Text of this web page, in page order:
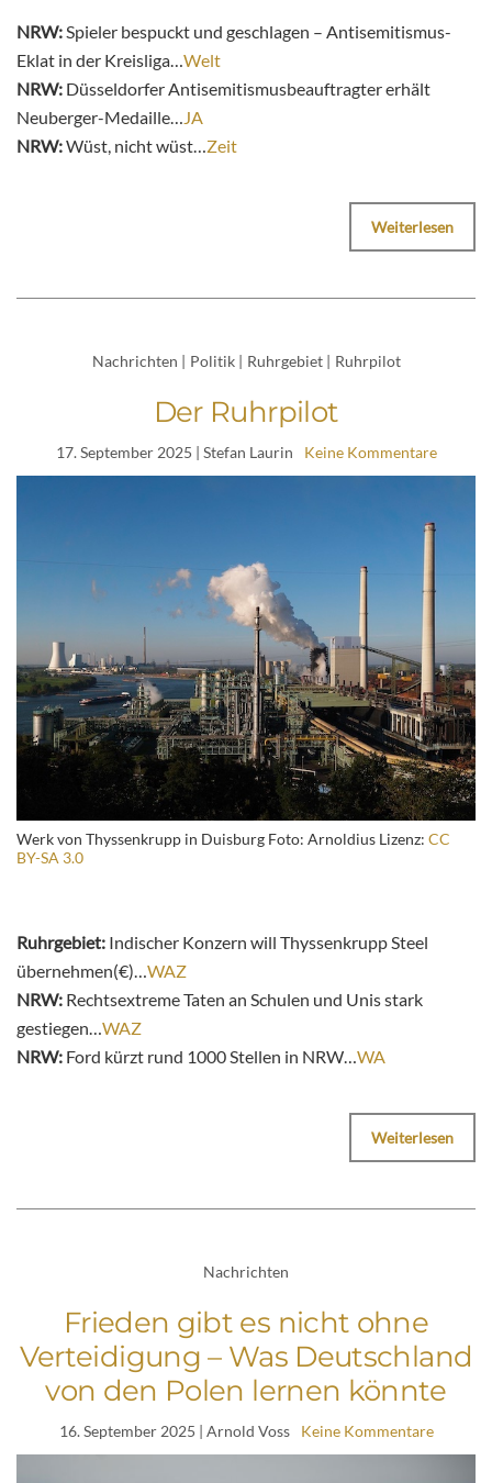
NRW:Spieler bespuckt und geschlagen – Antisemitismus-
Eklat in der Kreisliga…Welt
NRW: Düsseldorfer Antisemitismusbeauftragter erhält
Neuberger-Medaille…JA
NRW:Wüst, nicht wüst…Zeit
Weiterlesen
Nachrichten | Politik | Ruhrgebiet | Ruhrpilot
Der Ruhrpilot
17. September 2025 | Stefan Laurin Keine Kommentare
Werk von Thyssenkrupp in Duisburg Foto: Arnoldius Lizenz: CC
BY-SA 3.0
Ruhrgebiet: Indischer Konzern will Thyssenkrupp Steel
übernehmen(€)… WAZ
NRW: Rechtsextreme Taten an Schulen und Unis stark
gestiegen… WAZ
NRW: Ford kürzt rund 1000 Stellen in NRW… WA
Weiterlesen
Nachrichten
Frieden gibt es nicht ohne
Verteidigung – Was Deutschland
von den Polen lernen könnte
16. September 2025 | Arnold Voss Keine Kommentare